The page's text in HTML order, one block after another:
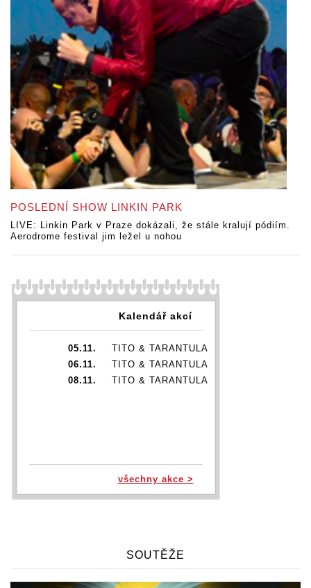
POSLEDNÍ SHOW LINKIN PARK
LIVE: Linkin Park v Praze dokázali, že stále kralují pódiím.
Aerodrome festival jim ležel u nohou
Kalendář akcí
05.11.
TITO & TARANTULA
06.11.
TITO & TARANTULA
08.11.
TITO & TARANTULA
všechny akce >
SOUTĚŽE